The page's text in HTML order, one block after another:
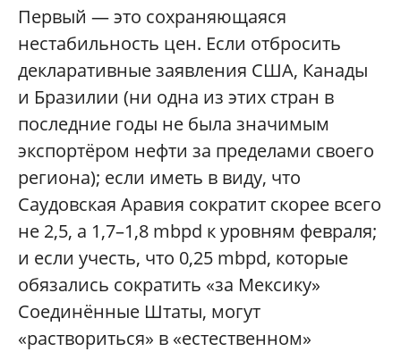
Первый — это сохраняющаяся
нестабильность цен. Если отбросить
декларативные заявления США, Канады
и Бразилии (ни одна из этих стран в
последние годы не была значимым
экспортёром нефти за пределами своего
региона); если иметь в виду, что
Саудовская Аравия сократит скорее всего
не 2,5, а 1,7–1,8 mbpd к уровням февраля;
и если учесть, что 0,25 mbpd, которые
обязались сократить «за Мексику»
Соединённые Штаты, могут
«раствориться» в «естественном»